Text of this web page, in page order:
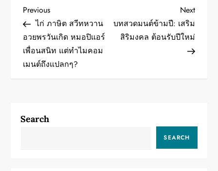
P
o
s
a
Previous
Post
Previous
ไก่ ภาษิต สวีทหวาน
อวยพรวันเกิด หมอปิแอร์
เพื่อนสนิท แต่ทำไมคอม
เมนต์ถึงแปลกๆ?
Next
Next
บทสวดมนต์ข้ามปี: เสริม
สิริมงคล ต้อนรับปีใหม่
Search
SEARCH